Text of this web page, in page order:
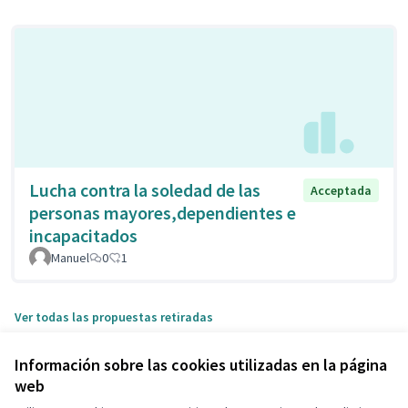
Información sobre las cookies utilizadas en la página
web
Lucha contra la soledad de las
personas mayores,dependientes e
incapacitados
Acceptada
Manuel 0 1
Ver todas las propuestas retiradas